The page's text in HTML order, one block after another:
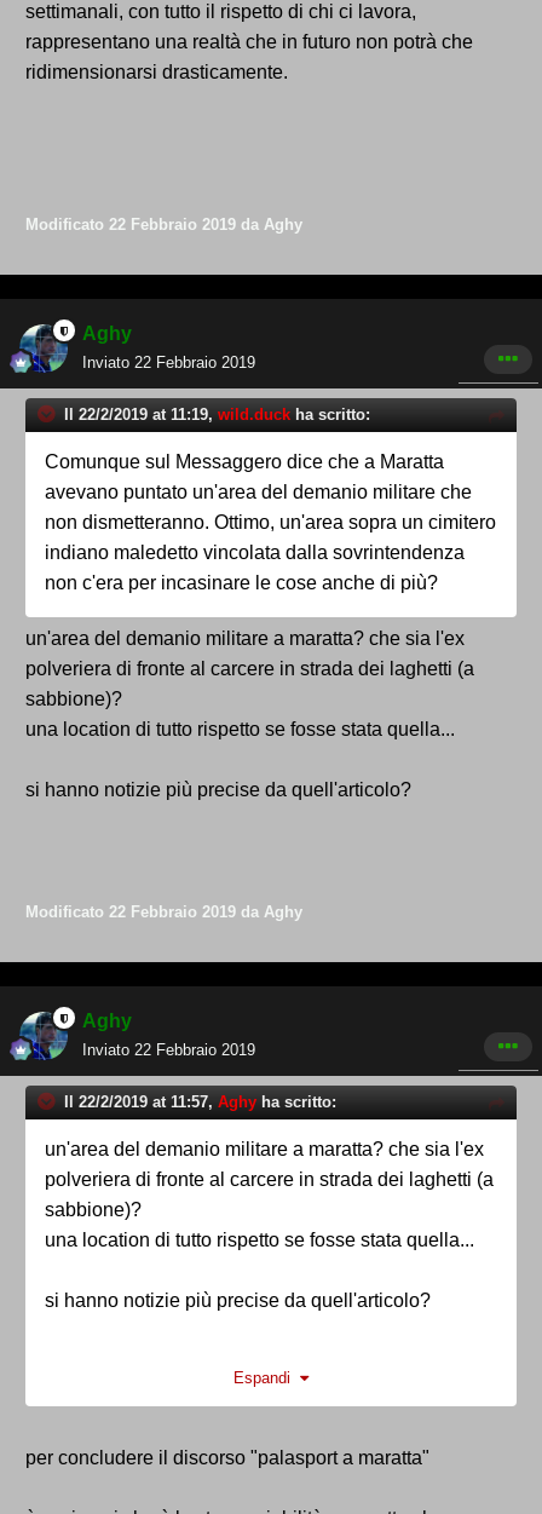
settimanali, con tutto il rispetto di chi ci lavora,
rappresentano una realtà che in futuro non potrà che
ridimensionarsi drasticamente.
Modificato 22 Febbraio 2019 da Aghy
Aghy
Inviato 22 Febbraio 2019
Il 22/2/2019 at 11:19, wild.duck ha scritto:
Comunque sul Messaggero dice che a Maratta
avevano puntato un'area del demanio militare che
non dismetteranno. Ottimo, un'area sopra un cimitero
indiano maledetto vincolata dalla sovrintendenza
non c'era per incasinare le cose anche di più?
un'area del demanio militare a maratta? che sia l'ex
polveriera di fronte al carcere in strada dei laghetti (a
sabbione)?
una location di tutto rispetto se fosse stata quella...
si hanno notizie più precise da quell'articolo?
Modificato 22 Febbraio 2019 da Aghy
Aghy
Inviato 22 Febbraio 2019
Il 22/2/2019 at 11:57, Aghy ha scritto:
un'area del demanio militare a maratta? che sia l'ex
polveriera di fronte al carcere in strada dei laghetti (a
sabbione)?
una location di tutto rispetto se fosse stata quella...
si hanno notizie più precise da quell'articolo?
Espandi
per concludere il discorso "palasport a maratta"